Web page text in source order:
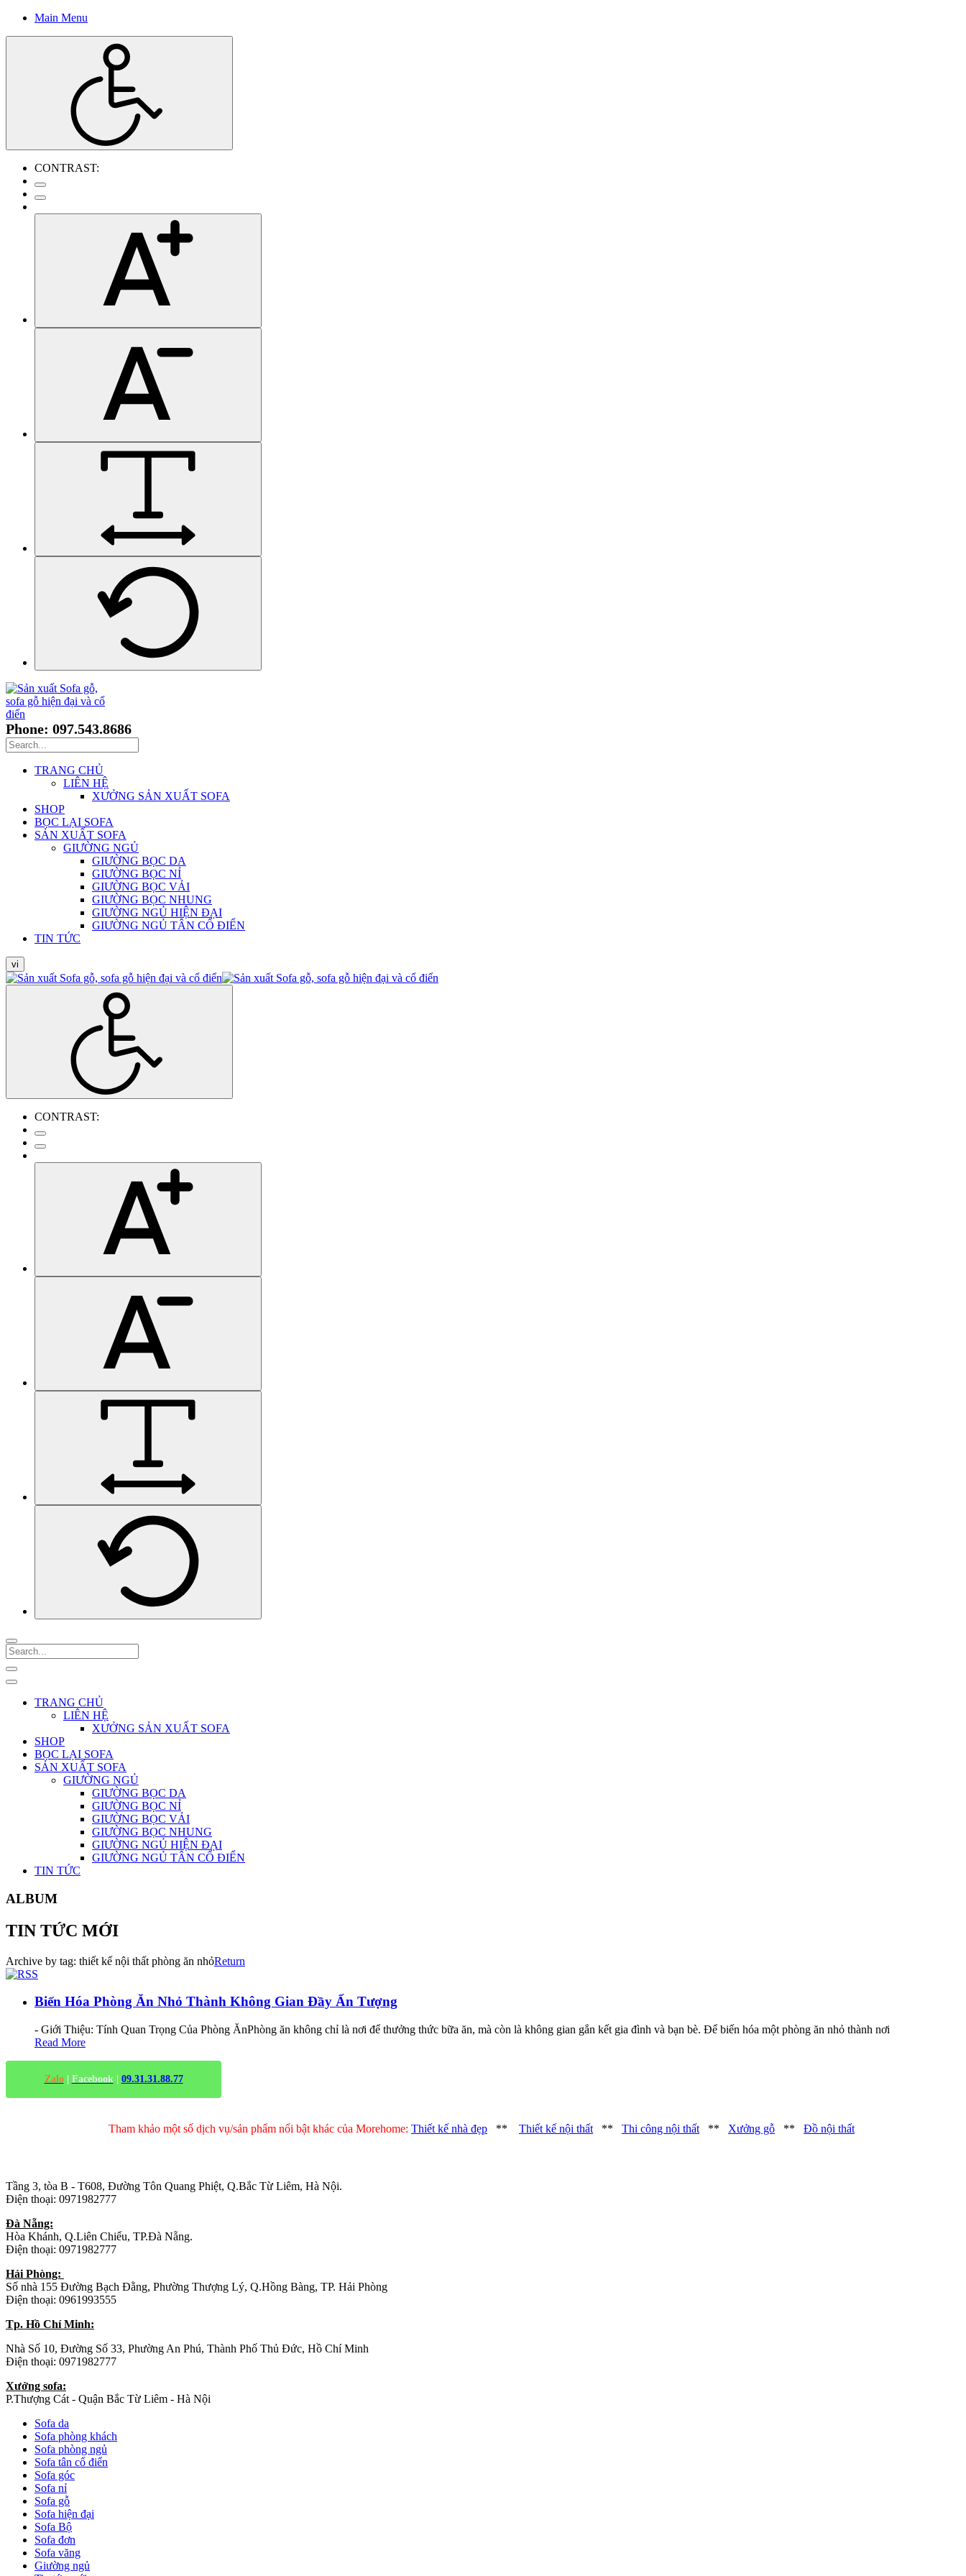
Main Menu
CONTRAST:
Phone: 097.543.8686
TRANG CHỦ
LIÊN HỆ
XƯỞNG SẢN XUẤT SOFA
SHOP
BỌC LẠI SOFA
SẢN XUẤT SOFA
GIƯỜNG NGỦ
GIƯỜNG BỌC DA
GIƯỜNG BỌC NỈ
GIƯỜNG BỌC VẢI
GIƯỜNG BỌC NHUNG
GIƯỜNG NGỦ HIỆN ĐẠI
GIƯỜNG NGỦ TÂN CỔ ĐIỂN
TIN TỨC
vi
CONTRAST:
TRANG CHỦ
LIÊN HỆ
XƯỞNG SẢN XUẤT SOFA
SHOP
BỌC LẠI SOFA
SẢN XUẤT SOFA
GIƯỜNG NGỦ
GIƯỜNG BỌC DA
GIƯỜNG BỌC NỈ
GIƯỜNG BỌC VẢI
GIƯỜNG BỌC NHUNG
GIƯỜNG NGỦ HIỆN ĐẠI
GIƯỜNG NGỦ TÂN CỔ ĐIỂN
TIN TỨC
ALBUM
TIN TỨC MỚI
Archive by tag: thiết kế nội thất phòng ăn nhỏReturn
Biến Hóa Phòng Ăn Nhỏ Thành Không Gian Đầy Ấn Tượng
- Giới Thiệu: Tính Quan Trọng Của Phòng ĂnPhòng ăn không chỉ là nơi để thưởng thức bữa ăn, mà còn là không gian gắn kết gia đình và bạn bè. Để biến hóa một phòng ăn nhỏ thành nơi
Read More
Zalo| Facebook 09.31.31.88.77
Tham khảo một số dịch vụ/sản phẩm nổi bật khác của Morehome: Thiết kế nhà đẹp ** Thiết kế nội thất ** Thi công nội thất ** Xưởng gỗ ** Đồ nội thất
Tầng 3, tòa B - T608, Đường Tôn Quang Phiệt, Q.Bắc Từ Liêm, Hà Nội.
Điện thoại: 0971982777
Đà Nẵng:
Hòa Khánh, Q.Liên Chiểu, TP.Đà Nẵng.
Điện thoại: 0971982777
Hải Phòng:
Số nhà 155 Đường Bạch Đằng, Phường Thượng Lý, Q.Hồng Bàng, TP. Hải Phòng
Điện thoại: 0961993555
Tp. Hồ Chí Minh:
Nhà Số 10, Đường Số 33, Phường An Phú, Thành Phố Thủ Đức, Hồ Chí Minh
Điện thoại: 0971982777
Xưởng sofa:
P.Thượng Cát - Quận Bắc Từ Liêm - Hà Nội
Sofa da
Sofa phòng khách
Sofa phòng ngủ
Sofa tân cổ điển
Sofa góc
Sofa nỉ
Sofa gỗ
Sofa hiện đại
Sofa Bộ
Sofa đơn
Sofa văng
Giường ngủ